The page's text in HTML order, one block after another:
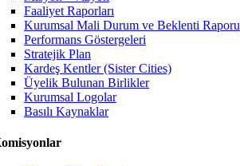
Faaliyet Raporları
Kurumsal Mali Durum ve Beklenti Raporu
Performans Göstergeleri
Stratejik Plan
Kardeş Kentler (Sister Cities)
Üyelik Bulunan Birlikler
Kurumsal Logolar
Basılı Kaynaklar